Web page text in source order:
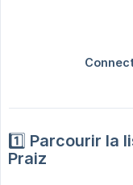
1️⃣ Parcourir la
Praiz